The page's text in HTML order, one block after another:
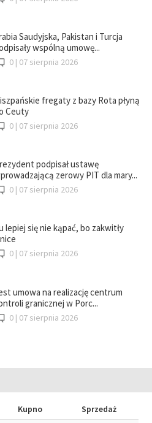
Saudyjska, Pakistan i Turcja
wspólną umowę...
0 | 07 sierpnia 2026
fregaty z bazy Rota płyną
Ceuty
0 | 07 sierpnia 2026
podpisał ustawę
zerowy PIT dla mary...
0 | 07 sierpnia 2026
lepiej się nie kąpać, bo zakwitły
0 | 07 sierpnia 2026
umowa na realizację centrum
granicznej w Porc...
0 | 07 sierpnia 2026
Kupno
Sprzedaż